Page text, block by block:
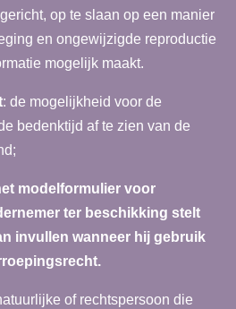
op te slaan op een manier
en ongewijzigde reproductie
mogelijk maakt.
: de mogelijkheid voor de
bedenktijd af te zien van de
modelformulier voor
ter beschikking stelt
invullen wanneer hij gebruik
of rechtspersoon die